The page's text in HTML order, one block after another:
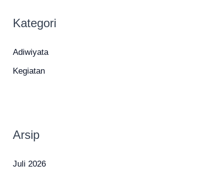
Kategori
Adiwiyata
Kegiatan
Arsip
Juli 2026